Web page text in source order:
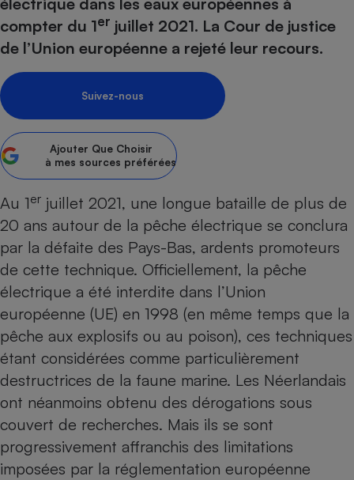
compter du 1er juillet 2021. La Cour de justice
de l’Union européenne a rejeté leur recours.
Suivez-nous
Ajouter Que Choisir
à mes sources préférées
Au 1er juillet 2021, une longue bataille de plus de
20 ans autour de la pêche électrique se conclura
par la défaite des Pays-Bas, ardents promoteurs
de cette technique. Officiellement, la pêche
électrique a été interdite dans l’Union
européenne (UE) en 1998 (en même temps que la
pêche aux explosifs ou au poison), ces techniques
étant considérées comme particulièrement
destructrices de la faune marine. Les Néerlandais
ont néanmoins obtenu des dérogations sous
couvert de recherches. Mais ils se sont
progressivement affranchis des limitations
imposées par la réglementation européenne
Sécurité - Hygiène
Supermarché - Drive
Complément
alimentaire
Assurance
Banque - Crédit
Epargne - Fiscalité
Mutuelle
Assurance emprunteur
Circulation routière
Contrôle technique -
Moto
Comparateur auto
Supermarché - Drive
Comparatif
Comparatif plaque à
Comparatif aspirateur
Comparatif cafetière
Comparatif robot cuiseur
Comparatif centrale
Gros électroménager
Petit électroménager -
Comparatif casque audio
Comparatif barre de son
Comparatif tablette
Image et son
Informatique
Internet
Téléphonie
Crédit immobilier
Comparatif tondeuse
Comparatif poêle à
Aménagement
Bricolage - Jardinage
Chauffage
Produit d'entretien
Sécurité domestique
Système de santé -
Mutuelle
Retraite
Choisir son fioul
Choisir son pellet
Comparateur assurance emprunteur
Tous les comparateurs
Toutes les cartes interactives
Speedtest - Testez le débit de votre
connexion Internet